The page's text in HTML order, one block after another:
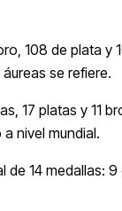
108 de plata y
se refiere.
17 platas y 11
nivel mundial.
14 medallas: 9